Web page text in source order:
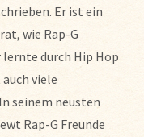
Er ist ein
wie Rap-G
durch Hip Hop
viele
seinem neusten
Rap-G Freunde